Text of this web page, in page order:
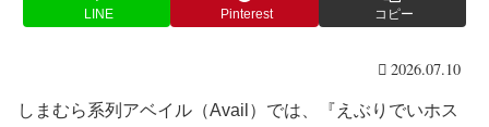
LINE Pinterest コピー
2026.07.10
しまむら系列アベイル（Avail）では、『えぶりでいホス